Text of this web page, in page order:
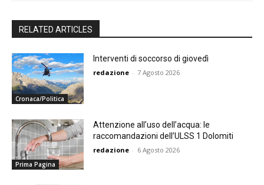
RELATED ARTICLES
Cronaca/Politica
Interventi di soccorso di giovedì
redazione - 7 Agosto 2026
Prima Pagina
Attenzione all’uso dell’acqua: le
raccomandazioni dell’ULSS 1 Dolomiti
redazione - 6 Agosto 2026